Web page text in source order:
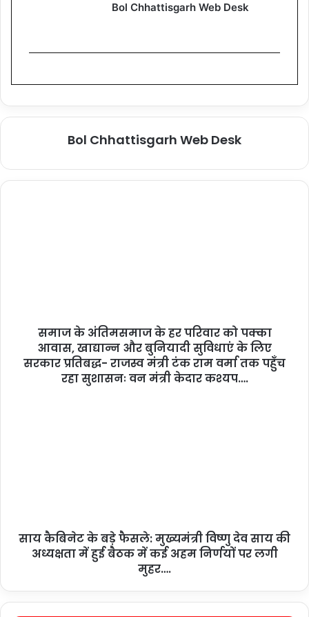
Bol Chhattisgarh Web Desk
Bol Chhattisgarh Web Desk
समाज के अंतिमसमाज के हर परिवार को पक्का
आवास, खाद्यान्न और बुनियादी सुविधाएं के लिए
सरकार प्रतिबद्ध- राजस्व मंत्री टंक राम वर्मा तक पहुँच
रहा सुशासनः वन मंत्री केदार कश्यप….
साय कैबिनेट के बड़े फैसले: मुख्यमंत्री विष्णु देव साय की
अध्यक्षता में हुई बैठक में कई अहम निर्णयों पर लगी
मुहर….